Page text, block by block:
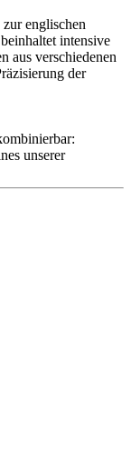
englischen
intensive
aus verschiedenen
der
unserer